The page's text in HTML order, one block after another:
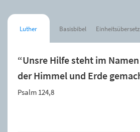
Luther Basisbibel
“Unsre Hilfe steht im Namen
der Himmel und Erde
Psalm 124,8